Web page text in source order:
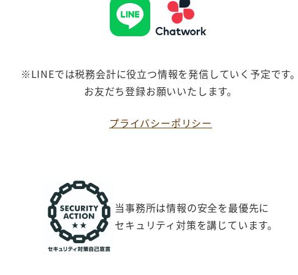
※LINEでは税務会計に役立つ情報を発信していく予定です
お友だち登録お願いいたします。
プライバシーポリシー
当事務所は情報の安全を最優先に
セキュリティ対策を講じています。